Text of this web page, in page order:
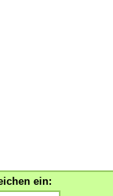
ein: